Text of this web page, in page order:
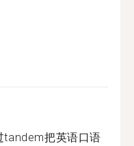
tandem把英语口语